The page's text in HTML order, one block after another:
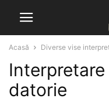
Acasă Diverse vise
datorie